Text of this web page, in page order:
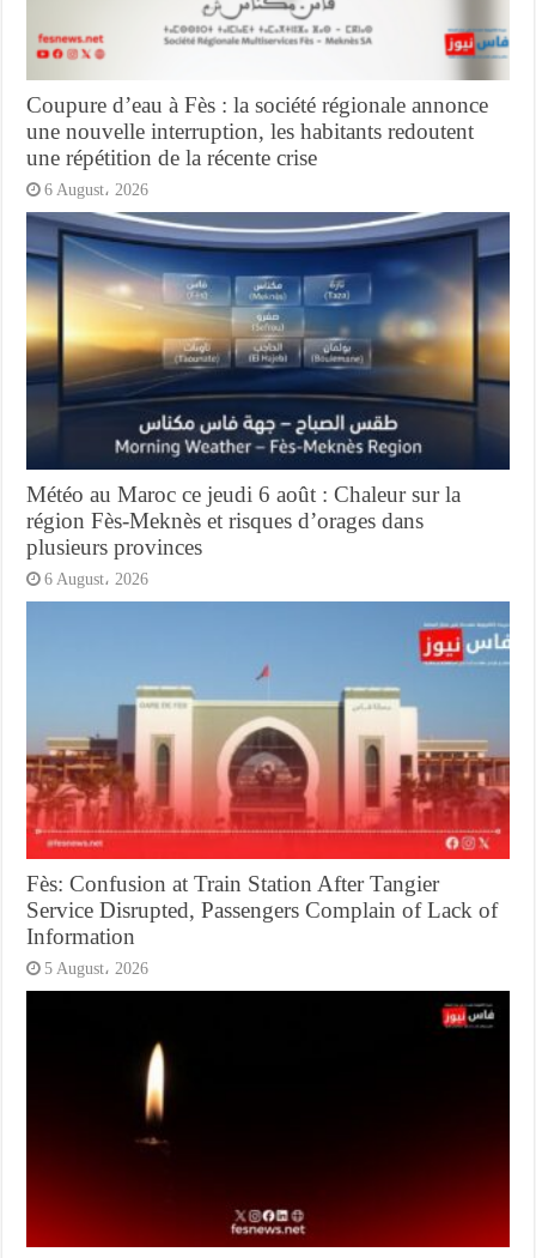
Coupure d’eau à Fès : la société régionale annonce
une nouvelle interruption, les habitants redoutent
une répétition de la récente crise
6 August، 2026
Météo au Maroc ce jeudi 6 août : Chaleur sur la
région Fès-Meknès et risques d’orages dans
plusieurs provinces
6 August، 2026
Fès: Confusion at Train Station After Tangier
Service Disrupted, Passengers Complain of Lack of
Information
5 August، 2026